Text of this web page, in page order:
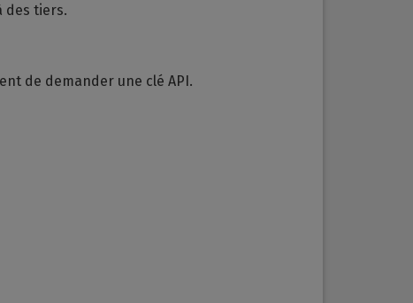
des tiers.
de demander une clé API.